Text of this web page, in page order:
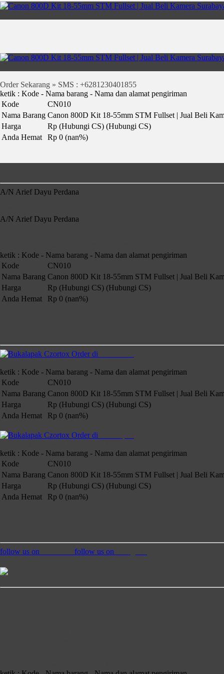
Order Sekarang » SMS : +6281230401855
ketik : Kode - Nama barang - Nama dan alamat pengiriman
Kode
CN010
Nama Barang Canon 800D Kit 18-55mm STM Fullset | Jual Beli
Harga
Rp (Hubungi CS) (Hubungi CS)
Anda Hemat
Rp 0 (nan%)
A/N Arief Dayu Perdana
A/N Arief Dayu Perdana
ketik : Kode - Nama barang - Nama dan alamat pengiriman
Kode
CN010
Nama Barang Canon 800D Kit 18-55mm STM Fullset | Jual Beli
Harga
Rp (Hubungi CS) (Hubungi CS)
Anda Hemat
Rp 0 (nan%)
Order di
ketik : Kode - Nama barang - Nama dan alamat pengiriman
Kode
CN010
Nama Barang Canon 800D Kit 18-55mm STM Fullset | Jual Beli
Harga
Rp (Hubungi CS) (Hubungi CS)
Anda Hemat
Rp 0 (nan%)
Order di
ketik : Kode - Nama barang - Nama dan alamat pengiriman
Kode
CN010
Nama Barang Canon 800D Kit 18-55mm STM Fullset | Jual Beli
Harga
Rp (Hubungi CS) (Hubungi CS)
Anda Hemat
Rp 0 (nan%)
follow us on follow us on